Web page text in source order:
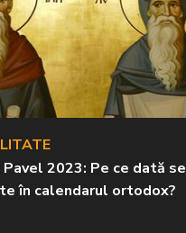
2023: Pe ce dată se
în calendarul ortodox?